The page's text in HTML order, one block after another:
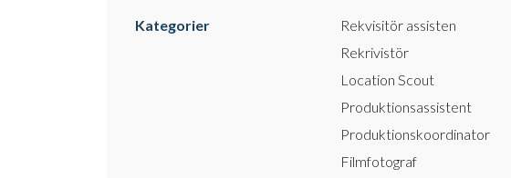
Kategorier
Rekvisitör assisten
Rekrivistör
Location Scout
Produktionsassistent
Produktionskoordinator
Filmfotograf